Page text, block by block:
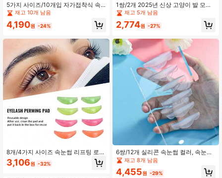
5가지 사이즈/10개입 자가접착식 속
눈썹 컬링 패드, 속눈썹 펌 도구, 부드
러운 컬링 롤러, 세척이 쉽고 재사용
가능 (혼합 색상)
재고 10개 남음
4,190원 -24%
8개/4가지 사이즈 속눈썹 리프팅 로
드, 속눈썹 리프팅 패드, 재사용 가능
한 속눈썹 펌 보호 패드 (혼합 색상)
3,106원 -32%
1쌍/2개 2025년 신상 고양이 발 모양
속눈썹 실리콘 패드, 속눈썹 연장 아이
패드, 속눈썹 패드, 속눈썹 연장 패드,
속눈썹 패치 (핑크)
재고 5개 남음
2,774원 -27%
6쌍/12개 실리콘 속눈썹 컬러, 속눈썹
컬링 로드, 메이크업 뷰티 도구, 재사
용 가능한 속눈썹 컬링 패드 (광택 투
명)
재고 8개 남음
4,455원 -29%